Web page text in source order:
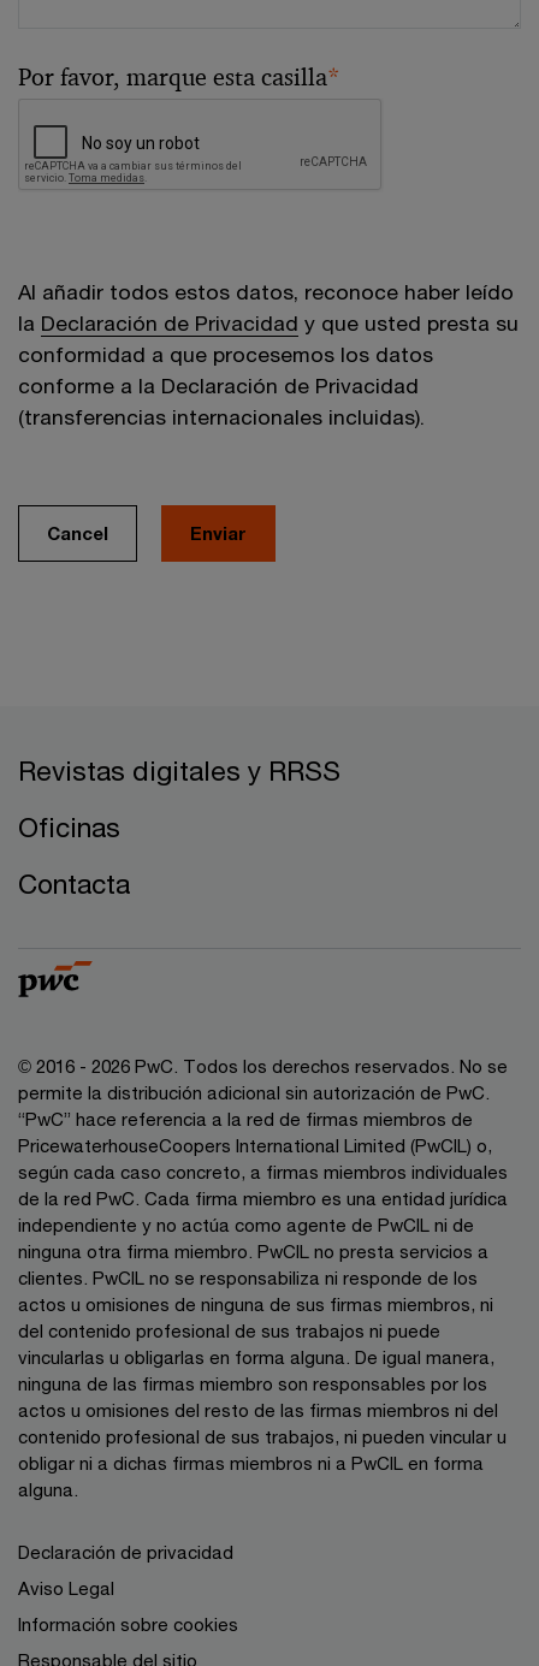
Por favor, marque esta casilla*
Al añadir todos estos datos, reconoce haber leído
la Declaración de Privacidad y que usted presta su
conformidad a que procesemos los datos
conforme a la Declaración de Privacidad
(transferencias internacionales incluidas).
Cancel
Revistas digitales y RRSS
Oficinas
Contacta
© 2016 - 2026 PwC. Todos los derechos reservados. No se
permite la distribución adicional sin autorización de PwC.
“PwC” hace referencia a la red de firmas miembros de
PricewaterhouseCoopers International Limited (PwCIL) o,
según cada caso concreto, a firmas miembros individuales
de la red PwC. Cada firma miembro es una entidad jurídica
independiente y no actúa como agente de PwCIL ni de
ninguna otra firma miembro. PwCIL no presta servicios a
clientes. PwCIL no se responsabiliza ni responde de los
actos u omisiones de ninguna de sus firmas miembros, ni
del contenido profesional de sus trabajos ni puede
vincularlas u obligarlas en forma alguna. De igual manera,
ninguna de las firmas miembro son responsables por los
actos u omisiones del resto de las firmas miembros ni del
contenido profesional de sus trabajos, ni pueden vincular u
obligar ni a dichas firmas miembros ni a PwCIL en forma
alguna.
Declaración de privacidad
Aviso Legal
Información sobre cookies
Responsable del sitio